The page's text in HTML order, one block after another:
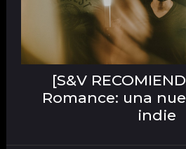
[S&V
Romance: una
indie